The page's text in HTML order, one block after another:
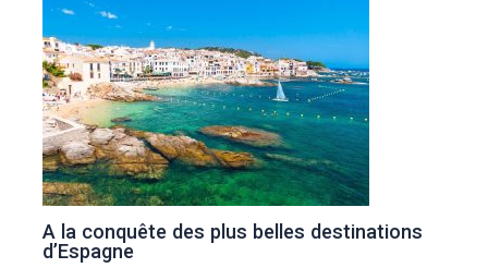
A la conquête des plus belles destinations
d’Espagne